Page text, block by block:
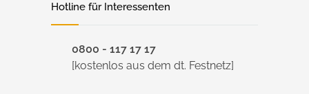
Hotline für Interessenten
0800 - 117 17 17
[kostenlos aus dem dt. Festnetz]